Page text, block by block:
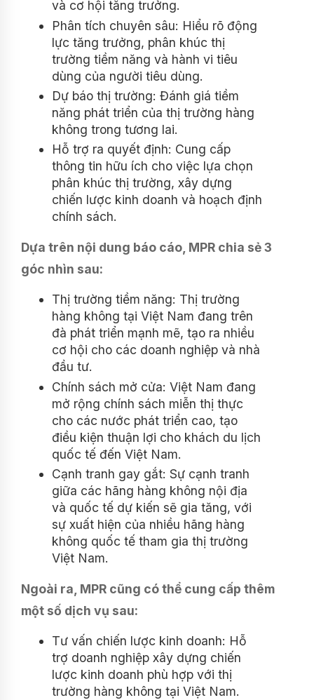
và cơ hội tăng trưởng.
Phân tích chuyên sâu: Hiểu rõ động
lực tăng trưởng, phân khúc thị
trường tiềm năng và hành vi tiêu
dùng của người tiêu dùng.
Dự báo thị trường: Đánh giá tiềm
năng phát triển của thị trường hàng
không trong tương lai.
Hỗ trợ ra quyết định: Cung cấp
thông tin hữu ích cho việc lựa chọn
phân khúc thị trường, xây dựng
chiến lược kinh doanh và hoạch định
chính sách.
Dựa trên nội dung báo cáo, MPR chia sẻ 3
góc nhìn sau:
Thị trường tiềm năng: Thị trường
hàng không tại Việt Nam đang trên
đà phát triển mạnh mẽ, tạo ra nhiều
cơ hội cho các doanh nghiệp và nhà
đầu tư.
Chính sách mở cửa: Việt Nam đang
mở rộng chính sách miễn thị thực
cho các nước phát triển cao, tạo
điều kiện thuận lợi cho khách du lịch
quốc tế đến Việt Nam.
Cạnh tranh gay gắt: Sự cạnh tranh
giữa các hãng hàng không nội địa
và quốc tế dự kiến sẽ gia tăng, với
sự xuất hiện của nhiều hãng hàng
không quốc tế tham gia thị trường
Việt Nam.
Ngoài ra, MPR cũng có thể cung cấp thêm
một số dịch vụ sau:
Tư vấn chiến lược kinh doanh: Hỗ
trợ doanh nghiệp xây dựng chiến
lược kinh doanh phù hợp với thị
trường hàng không tại Việt Nam.